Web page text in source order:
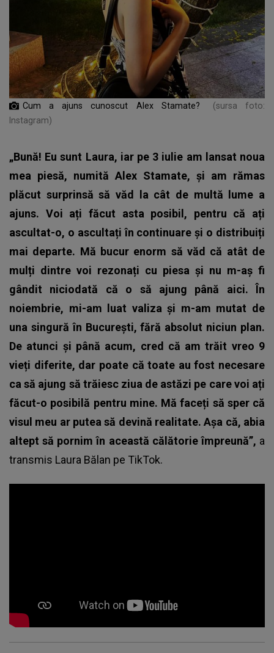
Cum a ajuns cunoscut Alex Stamate?
(sursa foto:
Instagram)
„Bună! Eu sunt Laura, iar pe 3 iulie am lansat noua
mea piesă, numită Alex Stamate, și am rămas
plăcut surprinsă să văd la cât de multă lume a
ajuns. Voi ați făcut asta posibil, pentru că ați
ascultat-o, o ascultați în continuare și o distribuiți
mai departe. Mă bucur enorm să văd că atât de
mulți dintre voi rezonați cu piesa și nu m-aș fi
gândit niciodată că o să ajung până aici. În
noiembrie, mi-am luat valiza și m-am mutat de
una singură în București, fără absolut niciun plan.
De atunci și până acum, cred că am trăit vreo 9
vieți diferite, dar poate că toate au fost necesare
ca să ajung să trăiesc ziua de astăzi pe care voi ați
făcut-o posibilă pentru mine. Mă faceți să sper că
visul meu ar putea să devină realitate. Așa că, abia
altept să pornim în această călătorie împreună”, a
transmis Laura Bălan pe TikTok.